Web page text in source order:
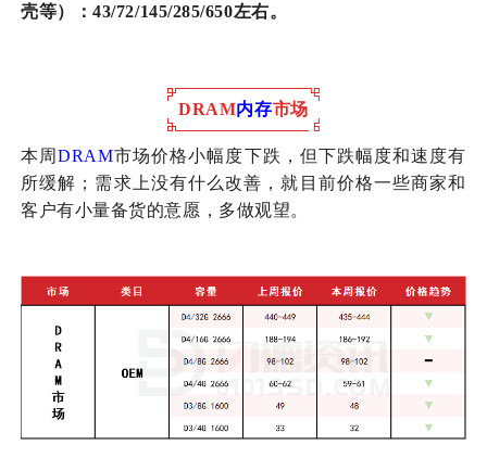
壳等）：43/72/145/285/650左右。
DRAM内存市场
本周DRAM市场价格小幅度下跌，但下跌幅度和速度有
所缓解；需求上没有什么改善，就目前价格一些商家和
客户有小量备货的意愿，多做观望。